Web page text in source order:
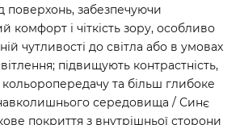
поверхонь, забезпечуючи
комфорт і чіткість зору, особливо
чутливості до світла або в умовах
підвищують контрастність,
та більш глибоке
середовища / Синє
покриття з внутрішньої сторони